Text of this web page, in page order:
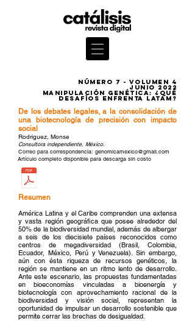
Número 7 - volumen 4
JUNIO 2022
manipulación genética: ¿Qué
desafíos enfrenta latam?
De los debates legales, a la consolidación de
una biotecnología de precisión con impacto
social
Rodriguez, Monse
Consultora independiente, México.
Correo para correspondencia: genomicamexico@gmail.com
Artículo completo disponible para descarga sin costo
Resumen
América Latina y el Caribe comprenden una extensa
y vasta región geográfica que posee alrededor del
50% de la biodiversidad mundial, además de albergar
a seis de los diecisiete países reconocidos como
centros de megadiversidad (Brasil, Colombia,
Ecuador, México, Perú y Venezuela). Sin embargo,
aún con ésta riqueza de recursos genéticos, la
región se mantiene en un ritmo lento de desarrollo.
Ante este escenario, las propuestas fundamentadas
en bioeconomías vinculadas a bioenergía y
biotecnología con aprovechamiento racional de la
biodiversidad y visión social, representan la
oportunidad de impulsar un desarrollo sostenible que
permite cerrar las brechas de desigualdad.